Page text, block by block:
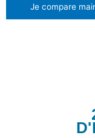
Je compare